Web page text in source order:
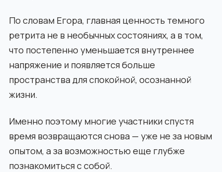
По словам Егора, главная ценность темного
ретрита не в необычных состояниях, а в том,
что постепенно уменьшается внутреннее
напряжение и появляется больше
пространства для спокойной, осознанной
жизни.
Именно поэтому многие участники спустя
время возвращаются снова — уже не за новым
опытом, а за возможностью еще глубже
познакомиться с собой.